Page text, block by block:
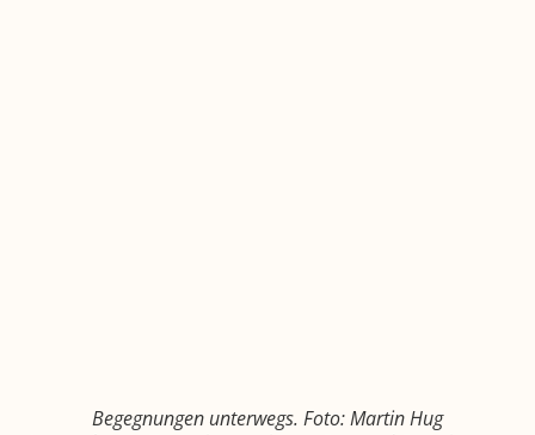
Begegnungen unterwegs. Foto: Martin Hug